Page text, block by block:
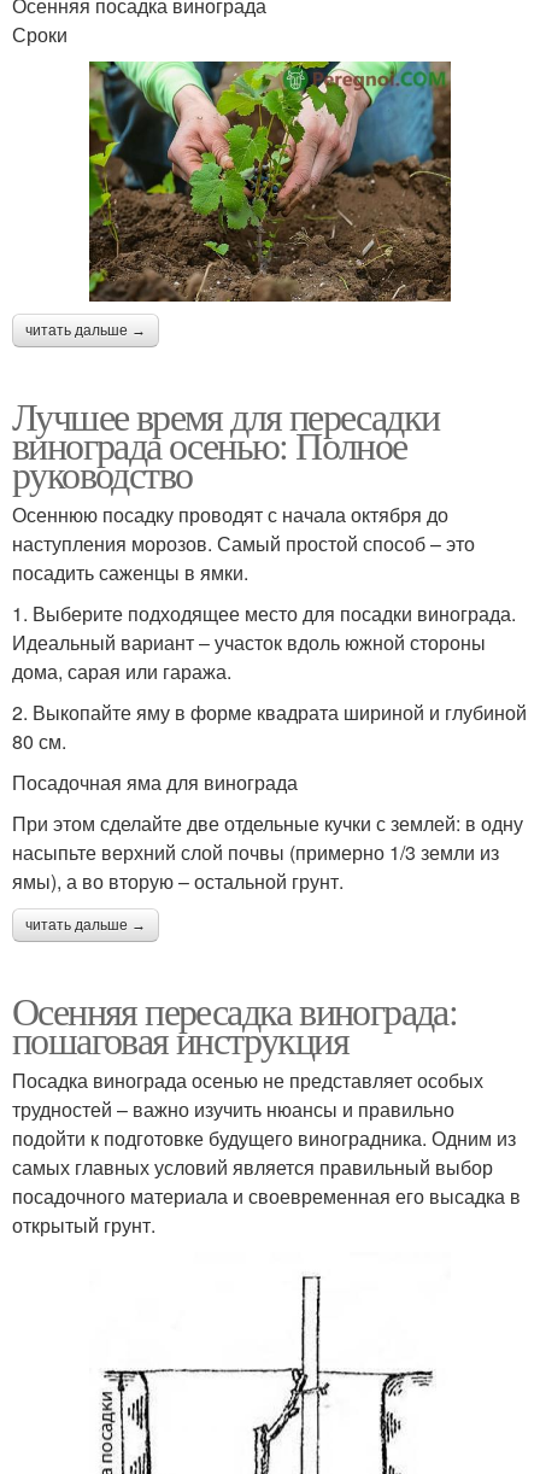
Сроки
читать дальше →
Лучшее время для пересадки
винограда осенью: Полное
руководство
Осеннюю посадку проводят с начала октября до
наступления морозов. Самый простой способ – это
посадить саженцы в ямки.
1. Выберите подходящее место для посадки винограда.
Идеальный вариант – участок вдоль южной стороны
дома, сарая или гаража.
2. Выкопайте яму в форме квадрата шириной и глубиной
80 см.
Посадочная яма для винограда
При этом сделайте две отдельные кучки с землей: в одну
насыпьте верхний слой почвы (примерно 1/3 земли из
ямы), а во вторую – остальной грунт.
читать дальше →
Осенняя пересадка винограда:
пошаговая инструкция
Посадка винограда осенью не представляет особых
трудностей – важно изучить нюансы и правильно
подойти к подготовке будущего виноградника. Одним из
самых главных условий является правильный выбор
посадочного материала и своевременная его высадка в
открытый грунт.